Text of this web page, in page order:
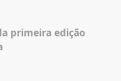
primeira edição